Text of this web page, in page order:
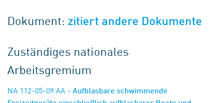
Dokument: zitiert andere Dokumente
Zuständiges nationales
Arbeitsgremium
NA 112-05-09 AA - Aufblasbare schwimmende